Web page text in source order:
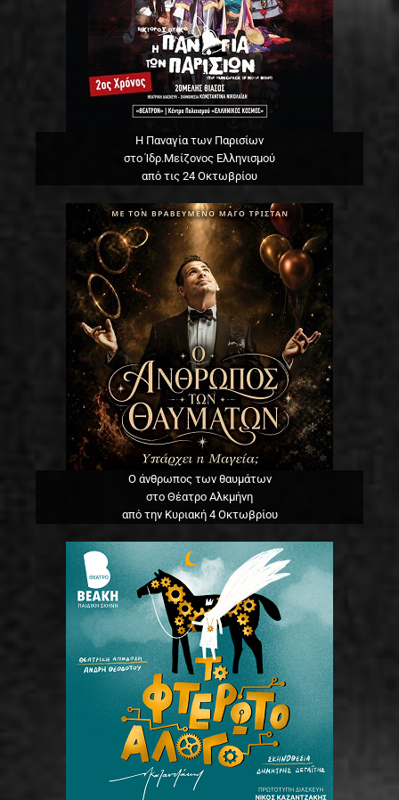
Η Παναγία των Παρισίων
στο Ίδρ.Μείζονος Ελληνισμού
από τις 24 Οκτωβρίου
Ο άνθρωπος των θαυμάτων
στο Θέατρο Αλκμήνη
από την Κυριακή 4 Οκτωβρίου